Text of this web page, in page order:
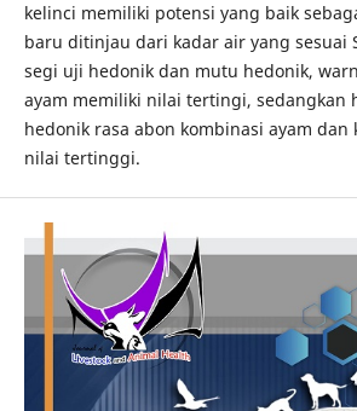
kelinci memiliki potensi yang baik
baru ditinjau dari kadar air yang sesuai
segi uji hedonik dan mutu hedonik,
ayam memiliki nilai tertingi, sedangkan
hedonik rasa abon kombinasi ayam dan
nilai tertinggi.